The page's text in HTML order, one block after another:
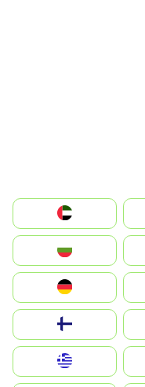
الإمارات العربية المتحدة
Switzerland
Deutschland
United Kingdom
Magyarország